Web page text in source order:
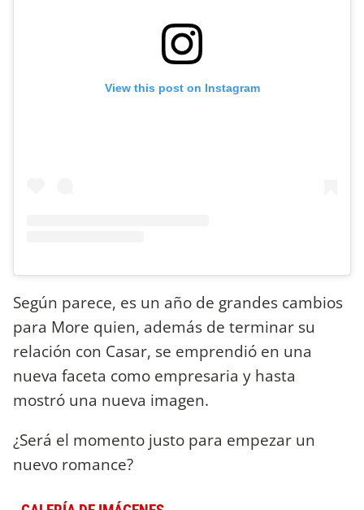
View this post on Instagram
Según parece, es un año de grandes cambios
para More quien, además de terminar su
relación con Casar, se emprendió en una
nueva faceta como empresaria y hasta
mostró una nueva imagen.
¿Será el momento justo para empezar un
nuevo romance?